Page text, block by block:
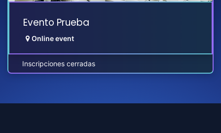
Evento Prueba
Online event
Inscripciones cerradas